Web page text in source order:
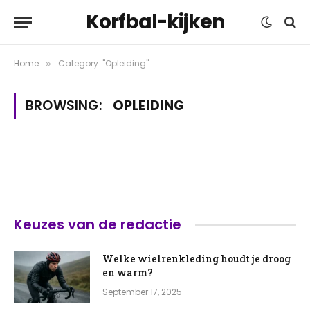
Korfbal-kijken
Home » Category: "Opleiding"
BROWSING: OPLEIDING
Keuzes van de redactie
Welke wielrenkleding houdt je droog
en warm?
September 17, 2025